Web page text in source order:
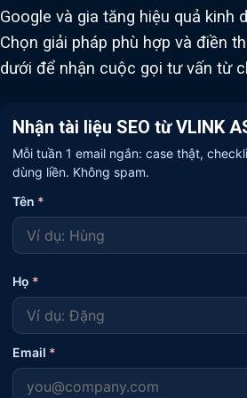
Google và gia tăng hiệu quả kinh
Chọn giải pháp phù hợp và điền
dưới để nhận cuộc gọi tư vấn từ
Nhận tài liệu SEO từ VLINK
Mỗi tuần 1 email ngắn: case thật,
dùng liền. Không spam.
Tên *
Họ *
Email *